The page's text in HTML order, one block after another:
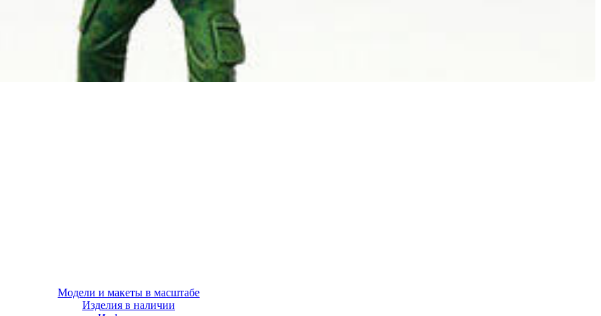
Модели и макеты в масштабе
Изделия в наличии